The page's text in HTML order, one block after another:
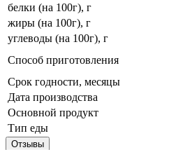
белки (на 100г), г
жиры (на 100г), г
углеводы (на 100г), г
Способ приготовления
Срок годности, месяцы
Дата производства
Основной продукт
Тип еды
Отзывы